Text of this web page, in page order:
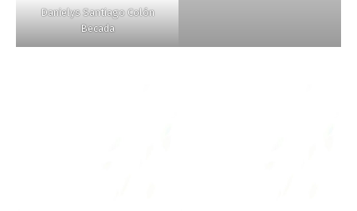
Danielys Santiago Colón
Becada